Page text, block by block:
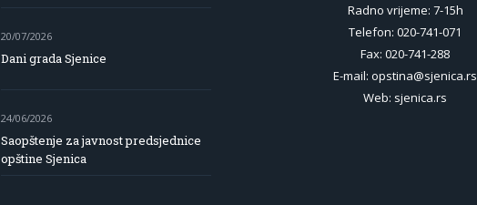
20/07/2026
Dani grada Sjenice
24/06/2026
Saopštenje za javnost predsjednice
opštine Sjenica
Radno vrijeme: 7-15h
Telefon: 020-741-071
Fax: 020-741-288
E-mail: opstina@sjenica.rs
Web: sjenica.rs